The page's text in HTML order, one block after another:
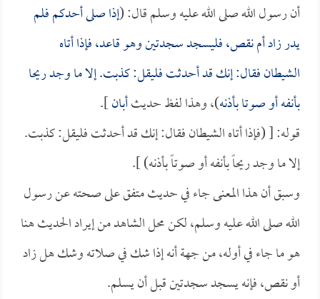
أن رسول الله صلى الله عليه وسلم قال: (إذا صلى أحدكم فلم
يدر زاد أم نقص، فليسجد سجدتين وهو قاعد، فإذا أتاه
الشيطان فقال: إنك قد أحدثت فليقل: كذبت. إلا ما وجد ريحا
بأنفه أو صوتا بأذنه)، وهذا لفظ حديثأبان].
قوله: [ (فإذا أتاه الشيطان فقال: إنك قد أحدثت فليقل: كذبت.
إلا ما وجد ريحاً بأنفه أو صوتاً بأذنه) ].
وسبق أن هذا المعنى جاء في حديث متفق على صحته عن رسول
الله صلى الله عليه وسلم، لكن محل الشاهد من إيراد الحديث هنا
هو ما جاء في أوله، من جهة أنه إذا شك في صلاته وشك هل زاد
أو نقص، فإنه يسجد سجدتين قبل أن يسلم.